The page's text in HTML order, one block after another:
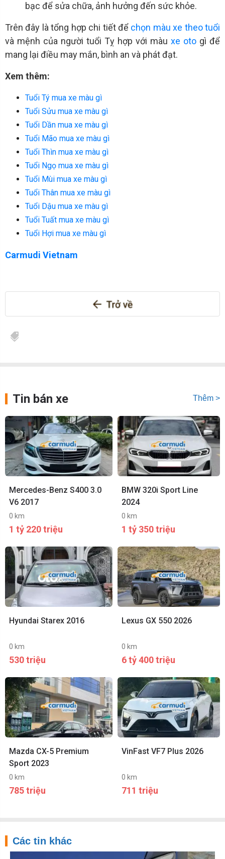
bạc để sửa chữa, ảnh hưởng đến sức khỏe.
Trên đây là tổng hợp chi tiết để chọn màu xe theo tuổi
và mệnh của người tuổi Tỵ hợp với màu xe oto gì để
mang lại điều may mắn, bình an và phát đạt.
Xem thêm:
Tuổi Tý mua xe màu gì
Tuổi Sửu mua xe màu gì
Tuổi Dần mua xe màu gì
Tuổi Mão mua xe màu gì
Tuổi Thìn mua xe màu gì
Tuổi Ngọ mua xe màu gì
Tuổi Mùi mua xe màu gì
Tuổi Thân mua xe màu gì
Tuổi Dậu mua xe màu gì
Tuổi Tuất mua xe màu gì
Tuổi Hợi mua xe màu gì
Carmudi Vietnam
Tin bán xe Thêm >
Mercedes-Benz S400 3.0
V6 2017
0 km
1 tỷ 220 triệu
BMW 320i Sport Line
2024
0 km
1 tỷ 350 triệu
Hyundai Starex 2016
0 km
530 triệu
Lexus GX 550 2026
0 km
6 tỷ 400 triệu
Mazda CX-5 Premium
Sport 2023
0 km
785 triệu
VinFast VF7 Plus 2026
0 km
711 triệu
Các tin khác